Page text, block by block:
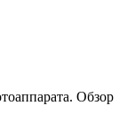
Обзор